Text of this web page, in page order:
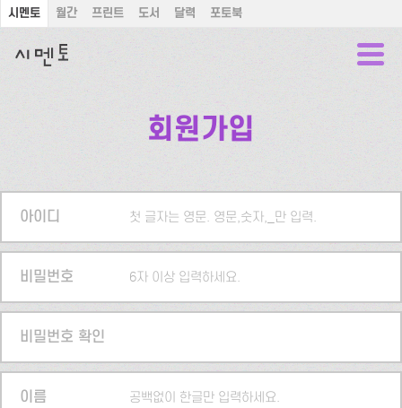
시멘토 월간 프린트 도서 달력 포토북
회원가입
아이디 첫 글자는 영문. 영문,숫자,_만 입력.
비밀번호 6자 이상 입력하세요.
비밀번호 확인
이름 공백없이 한글만 입력하세요.